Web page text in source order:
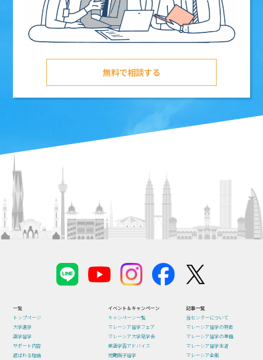
無料で相談する
一覧
トップページ
大学進学
語学留学
サポート内容
選ばれる理由
イベント＆キャンペーン
キャンペーン一覧
マレーシア留学フェア
マレーシア大学見学会
英語学習アドバイス
短期親子留学
記事一覧
当センターについて
マレーシア留学の特徴
マレーシア留学の準備
マレーシア留学生活
マレーシア全般